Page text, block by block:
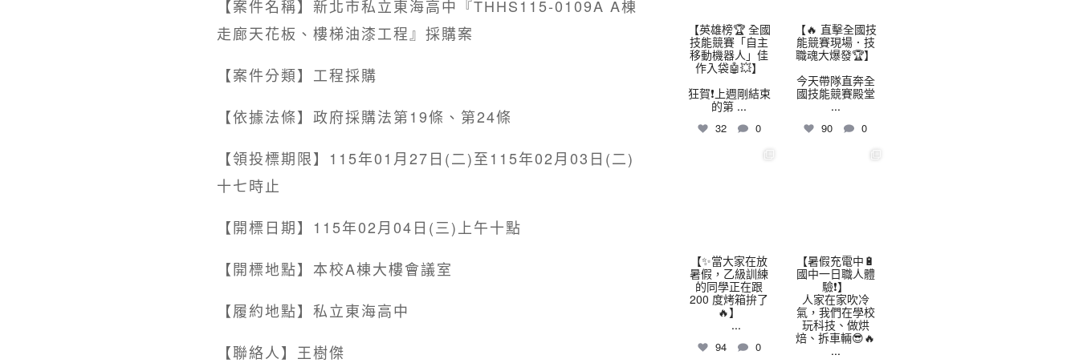
【案件名稱】新北市私立東海高中『THHS115-0109A A棟
走廊天花板、樓梯油漆工程』採購案
【案件分類】工程採購
【依據法條】政府採購法第19條、第24條
【領投標期限】115年01月27日(二)至115年02月03日(二)
十七時止
【開標日期】115年02月04日(三)上午十點
【開標地點】本校A棟大樓會議室
【履約地點】私立東海高中
【聯絡人】王樹傑
【英雄榜🏆 全國
技能競賽「自主
移動機器人」佳
作入袋🤖💥】
狂賀❗上週剛結束
的第 ...
32 0
【🔥 直擊全國技
能競賽現場．技
職魂大爆發🏆】
今天帶隊直奔全
國技能競賽殿堂
...
90 0
【✨當大家在放
暑假，乙級訓練
的同學正在跟
200 度烤箱拚了
🔥】
...
94 0
【暑假充電中🔋
國中一日職人體
驗❗】
人家在家吹冷
氣，我們在學校
玩科技、做烘
焙、拆車輛😎🔥
...